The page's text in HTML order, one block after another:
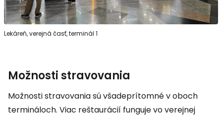
Lekáreň, verejná časť, terminál 1
Možnosti stravovania
Možnosti stravovania sú všadeprítomné v oboch
termináloch. Viac reštaurácií funguje vo verejnej